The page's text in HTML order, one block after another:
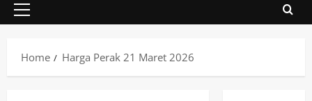
Primary
Home
Harga Perak 21 Maret 2026